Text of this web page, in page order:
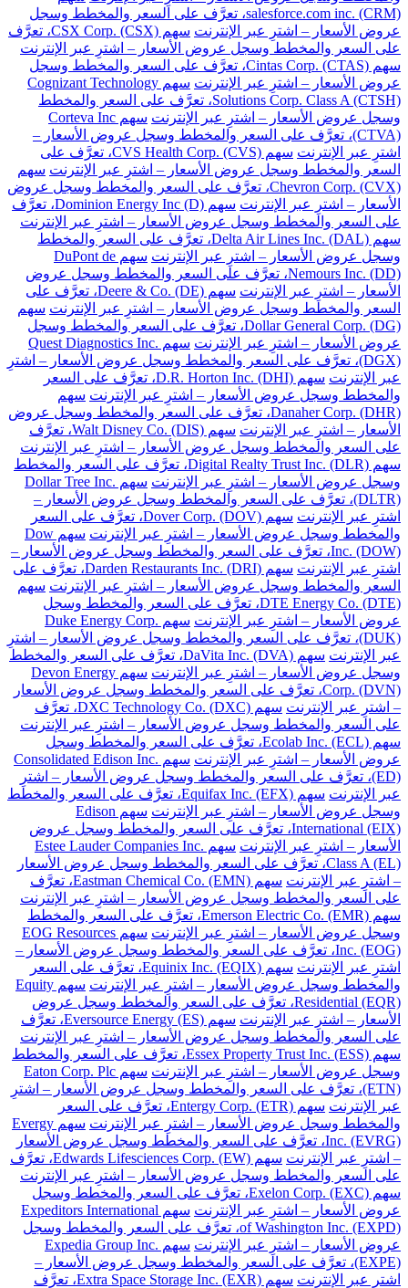
salesforce.com inc. (CRM)، تعرَّف على السعر والمخطط وسجل
عروض الأسعار – اشترِ عبر الإنترنت
سهم CSX Corp. (CSX)، تعرَّف
على السعر والمخطط وسجل عروض الأسعار – اشترِ عبر الإنترنت
سهم Cintas Corp. (CTAS)، تعرَّف على السعر والمخطط وسجل
عروض الأسعار – اشترِ عبر الإنترنت
سهم Cognizant Technology
Solutions Corp. Class A (CTSH)، تعرَّف على السعر والمخطط
وسجل عروض الأسعار – اشترِ عبر الإنترنت
سهم Corteva Inc
(CTVA)، تعرَّف على السعر والمخطط وسجل عروض الأسعار –
اشترِ عبر الإنترنت
سهم CVS Health Corp. (CVS)، تعرَّف على
السعر والمخطط وسجل عروض الأسعار – اشترِ عبر الإنترنت سهم
Chevron Corp. (CVX)، تعرَّف على السعر والمخطط وسجل عروض
الأسعار – اشترِ عبر الإنترنت
سهم Dominion Energy Inc (D)، تعرَّف
على السعر والمخطط وسجل عروض الأسعار – اشترِ عبر الإنترنت
سهم Delta Air Lines Inc. (DAL)، تعرَّف على السعر والمخطط
وسجل عروض الأسعار – اشترِ عبر الإنترنت
سهم DuPont de
Nemours Inc. (DD)، تعرَّف على السعر والمخطط وسجل عروض
الأسعار – اشترِ عبر الإنترنت
سهم Deere & Co. (DE)، تعرَّف على
السعر والمخطط وسجل عروض الأسعار – اشترِ عبر الإنترنت سهم
Dollar General Corp. (DG)، تعرَّف على السعر والمخطط وسجل
عروض الأسعار – اشترِ عبر الإنترنت
سهم Quest Diagnostics Inc.
(DGX)، تعرَّف على السعر والمخطط وسجل عروض الأسعار – اشترِ
عبر الإنترنت
سهم D.R. Horton Inc. (DHI)، تعرَّف على السعر
والمخطط وسجل عروض الأسعار – اشترِ عبر الإنترنت سهم
Danaher Corp. (DHR)، تعرَّف على السعر والمخطط وسجل عروض
الأسعار – اشترِ عبر الإنترنت
سهم Walt Disney Co. (DIS)، تعرَّف
على السعر والمخطط وسجل عروض الأسعار – اشترِ عبر الإنترنت
سهم Digital Realty Trust Inc. (DLR)، تعرَّف على السعر والمخطط
وسجل عروض الأسعار – اشترِ عبر الإنترنت
سهم Dollar Tree Inc.
(DLTR)، تعرَّف على السعر والمخطط وسجل عروض الأسعار –
اشترِ عبر الإنترنت
سهم Dover Corp. (DOV)، تعرَّف على السعر
والمخطط وسجل عروض الأسعار – اشترِ عبر الإنترنت
سهم Dow
Inc. (DOW)، تعرَّف على السعر والمخطط وسجل عروض الأسعار –
اشترِ عبر الإنترنت
سهم Darden Restaurants Inc. (DRI)، تعرَّف على
السعر والمخطط وسجل عروض الأسعار – اشترِ عبر الإنترنت سهم
DTE Energy Co. (DTE)، تعرَّف على السعر والمخطط وسجل
عروض الأسعار – اشترِ عبر الإنترنت
سهم Duke Energy Corp.
(DUK)، تعرَّف على السعر والمخطط وسجل عروض الأسعار – اشترِ
عبر الإنترنت
سهم DaVita Inc. (DVA)، تعرَّف على السعر والمخطط
وسجل عروض الأسعار – اشترِ عبر الإنترنت
سهم Devon Energy
Corp. (DVN)، تعرَّف على السعر والمخطط وسجل عروض الأسعار
– اشترِ عبر الإنترنت
سهم DXC Technology Co. (DXC)، تعرَّف
على السعر والمخطط وسجل عروض الأسعار – اشترِ عبر الإنترنت
سهم Ecolab Inc. (ECL)، تعرَّف على السعر والمخطط وسجل
عروض الأسعار – اشترِ عبر الإنترنت
سهم Consolidated Edison Inc.
(ED)، تعرَّف على السعر والمخطط وسجل عروض الأسعار – اشترِ
عبر الإنترنت
سهم Equifax Inc. (EFX)، تعرَّف على السعر والمخطط
وسجل عروض الأسعار – اشترِ عبر الإنترنت
سهم Edison
International (EIX)، تعرَّف على السعر والمخطط وسجل عروض
الأسعار – اشترِ عبر الإنترنت
سهم Estee Lauder Companies Inc.
Class A (EL)، تعرَّف على السعر والمخطط وسجل عروض الأسعار
– اشترِ عبر الإنترنت
سهم Eastman Chemical Co. (EMN)، تعرَّف
على السعر والمخطط وسجل عروض الأسعار – اشترِ عبر الإنترنت
سهم Emerson Electric Co. (EMR)، تعرَّف على السعر والمخطط
وسجل عروض الأسعار – اشترِ عبر الإنترنت
سهم EOG Resources
Inc. (EOG)، تعرَّف على السعر والمخطط وسجل عروض الأسعار –
اشترِ عبر الإنترنت
سهم Equinix Inc. (EQIX)، تعرَّف على السعر
والمخطط وسجل عروض الأسعار – اشترِ عبر الإنترنت
سهم Equity
Residential (EQR)، تعرَّف على السعر والمخطط وسجل عروض
الأسعار – اشترِ عبر الإنترنت
سهم Eversource Energy (ES)، تعرَّف
على السعر والمخطط وسجل عروض الأسعار – اشترِ عبر الإنترنت
سهم Essex Property Trust Inc. (ESS)، تعرَّف على السعر والمخطط
وسجل عروض الأسعار – اشترِ عبر الإنترنت
سهم Eaton Corp. Plc
(ETN)، تعرَّف على السعر والمخطط وسجل عروض الأسعار – اشترِ
عبر الإنترنت
سهم Entergy Corp. (ETR)، تعرَّف على السعر
والمخطط وسجل عروض الأسعار – اشترِ عبر الإنترنت
سهم Evergy
Inc. (EVRG)، تعرَّف على السعر والمخطط وسجل عروض الأسعار
– اشترِ عبر الإنترنت
سهم Edwards Lifesciences Corp. (EW)، تعرَّف
على السعر والمخطط وسجل عروض الأسعار – اشترِ عبر الإنترنت
سهم Exelon Corp. (EXC)، تعرَّف على السعر والمخطط وسجل
عروض الأسعار – اشترِ عبر الإنترنت
سهم Expeditors International
of Washington Inc. (EXPD)، تعرَّف على السعر والمخطط وسجل
عروض الأسعار – اشترِ عبر الإنترنت
سهم Expedia Group Inc.
(EXPE)، تعرَّف على السعر والمخطط وسجل عروض الأسعار –
اشترِ عبر الإنترنت
سهم Extra Space Storage Inc. (EXR)، تعرَّف